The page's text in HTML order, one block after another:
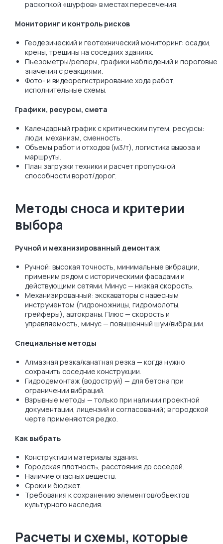
раскопкой «шурфов» в местах пересечения.
Мониторинг и контроль рисков
Геодезический и геотехнический мониторинг: осадки,
крены, трещины на соседних зданиях.
Пьезометры/реперы, графики наблюдений и пороговые
значения с реакциями.
Фото- и видеорегистрирование хода работ,
исполнительные схемы.
Графики, ресурсы, смета
Календарный график с критическим путем, ресурсы:
люди, механизм, сменность.
Объемы работ и отходов (м3/т), логистика вывоза и
маршруты.
План загрузки техники и расчет пропускной
способности ворот/дорог.
Методы сноса и критерии
выбора
Ручной и механизированный демонтаж
Ручной: высокая точность, минимальные вибрации,
применим рядом с историческими фасадами и
действующими сетями. Минус — низкая скорость.
Механизированный: экскаваторы с навесным
инструментом (гидроножницы, гидромолоты,
грейферы), автокраны. Плюс — скорость и
управляемость, минус — повышенный шум/вибрации.
Специальные методы
Алмазная резка/канатная резка — когда нужно
сохранить соседние конструкции.
Гидродемонтаж (водоструй) — для бетона при
ограничении вибраций.
Взрывные методы — только при наличии проектной
документации, лицензий и согласований; в городской
черте применяются редко.
Как выбрать
Конструктив и материалы здания.
Городская плотность, расстояния до соседей.
Наличие опасных веществ.
Сроки и бюджет.
Требования к сохранению элементов/объектов
культурного наследия.
Расчеты и схемы, которые